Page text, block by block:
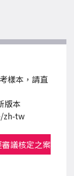
樣本，請直
版本
zh-tw
議核定之案